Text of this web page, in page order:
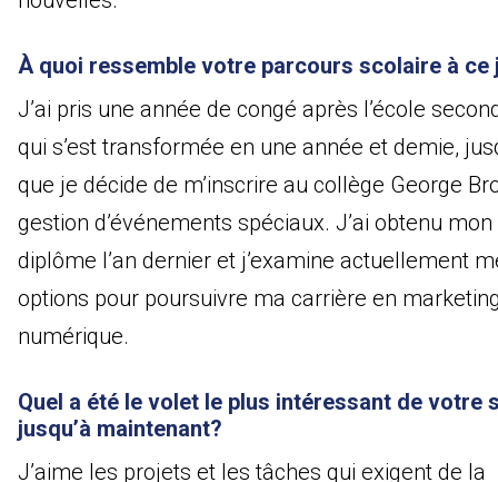
À quoi ressemble votre parcours scolaire à ce
J’ai pris une année de congé après l’école
qui s’est transformée en une année et demie,
que je décide de m’inscrire au collège George
gestion d’événements spéciaux. J’ai obtenu mon
diplôme l’an dernier et j’examine actuellement
options pour poursuivre ma carrière en
numérique.
Quel a été le volet le plus intéressant de votre
jusqu’à maintenant?
J’aime les projets et les tâches qui exigent de la